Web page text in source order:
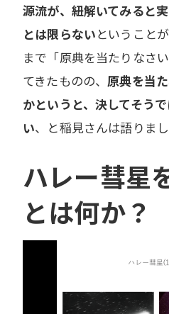
源流が、紐解いてみると
とは限らないということ
まで「原典を当たりなさ
てきたものの、 原典を当
かというと、決してそう
い、と稲見さんは語りまし
ハレー彗星
とは何か？